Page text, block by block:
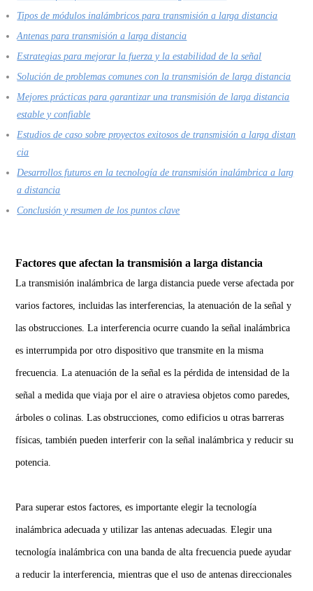
Tipos de módulos inalámbricos para transmisión a larga distancia
Antenas para transmisión a larga distancia
Estrategias para mejorar la fuerza y la estabilidad de la señal
Solución de problemas comunes con la transmisión de larga distancia
Mejores prácticas para garantizar una transmisión de larga distancia
estable y confiable
Estudios de caso sobre proyectos exitosos de transmisión a larga distan
cia
Desarrollos futuros en la tecnología de transmisión inalámbrica a larg
a distancia
Conclusión y resumen de los puntos clave
Factores que afectan la transmisión a larga distancia
La transmisión inalámbrica de larga distancia puede verse afectada por
varios factores, incluidas las interferencias, la atenuación de la señal y
las obstrucciones. La interferencia ocurre cuando la señal inalámbrica
es interrumpida por otro dispositivo que transmite en la misma
frecuencia. La atenuación de la señal es la pérdida de intensidad de la
señal a medida que viaja por el aire o atraviesa objetos como paredes,
árboles o colinas. Las obstrucciones, como edificios u otras barreras
físicas, también pueden interferir con la señal inalámbrica y reducir su
potencia.
Para superar estos factores, es importante elegir la tecnología
inalámbrica adecuada y utilizar las antenas adecuadas. Elegir una
tecnología inalámbrica con una banda de alta frecuencia puede ayudar
a reducir la interferencia, mientras que el uso de antenas direccionales